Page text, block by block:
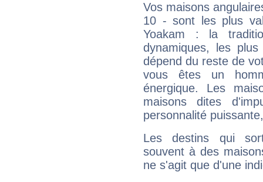
Vos maisons
10 - sont les plus
Yoakam : la
dynamiques, les
dépend du reste de
vous êtes un
énergique. Les
maisons dites
personnalité
Les destins qui
souvent à des
ne s'agit que d'une